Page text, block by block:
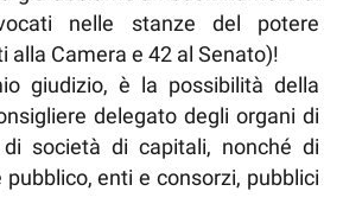
nelle stanze del potere
alla Camera e 42 al Senato)!
giudizio, è la possibilità della
delegato degli organi di
di società di capitali, nonché di
enti e consorzi, pubblici